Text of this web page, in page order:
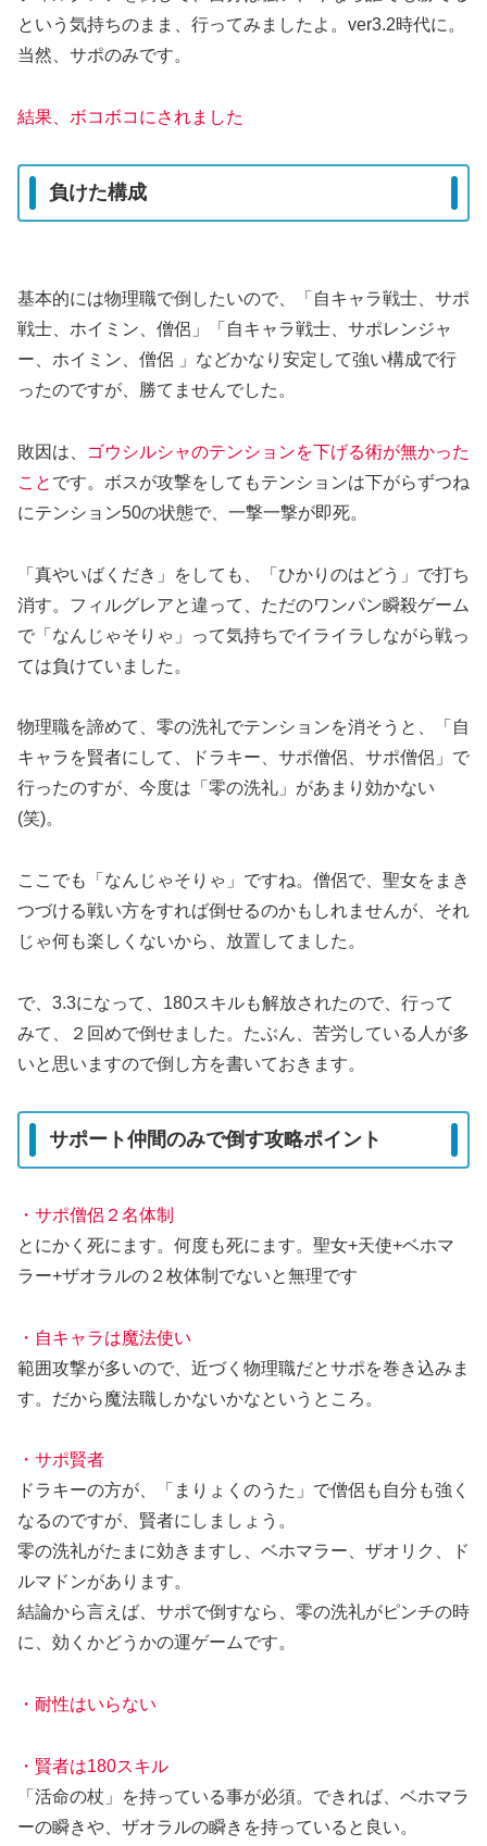
という気持ちのまま、行ってみましたよ。ver3.2時代に。
当然、サポのみです。
結果、ボコボコにされました
負けた構成
基本的には物理職で倒したいので、「自キャラ戦士、サポ
戦士、ホイミン、僧侶」「自キャラ戦士、サポレンジャ
ー、ホイミン、僧侶 」などかなり安定して強い構成で行
ったのですが、勝てませんでした。
敗因は、
ゴウシルシャのテンションを下げる術が無かった
こと です。ボスが攻撃をしてもテンションは下がらずつね
にテンション50の状態で、一撃一撃が即死。
「真やいばくだき」をしても、「ひかりのはどう」で打ち
消す。フィルグレアと違って、ただのワンパン瞬殺ゲーム
で「なんじゃそりゃ」って気持ちでイライラしながら戦っ
ては負けていました。
物理職を諦めて、零の洗礼でテンションを消そうと、「自
キャラを賢者にして、ドラキー、サポ僧侶、サポ僧侶」で
行ったのすが、今度は「零の洗礼」があまり効かない
(笑)。
ここでも「なんじゃそりゃ」ですね。僧侶で、聖女をまき
つづける戦い方をすれば倒せるのかもしれませんが、それ
じゃ何も楽しくないから、放置してました。
で、3.3になって、180スキルも解放されたので、行って
みて、２回めで倒せました。たぶん、苦労している人が多
いと思いますので倒し方を書いておきます。
サポート仲間のみで倒す攻略ポイント
・サポ僧侶２名体制
とにかく死にます。何度も死にます。聖女+天使+ベホマ
ラー+ザオラルの２枚体制でないと無理です
・自キャラは魔法使い
範囲攻撃が多いので、近づく物理職だとサポを巻き込みま
す。だから魔法職しかないかなというところ。
・サポ賢者
ドラキーの方が、「まりょくのうた」で僧侶も自分も強く
なるのですが、賢者にしましょう。
零の洗礼がたまに効きますし、ベホマラー、ザオリク、ド
ルマドンがあります。
結論から言えば、サポで倒すなら、零の洗礼がピンチの時
に、効くかどうかの運ゲームです。
・耐性はいらない
・賢者は180スキル
「活命の杖」を持っている事が必須。できれば、ベホマラ
ーの瞬きや、ザオラルの瞬きを持っていると良い。